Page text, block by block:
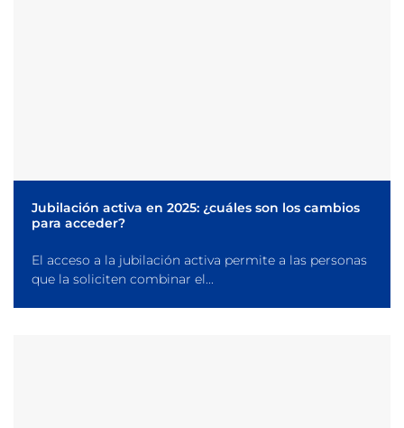
Jubilación activa en 2025: ¿cuáles son los cambios
para acceder?
El acceso a la jubilación activa permite a las personas
que la soliciten combinar el...